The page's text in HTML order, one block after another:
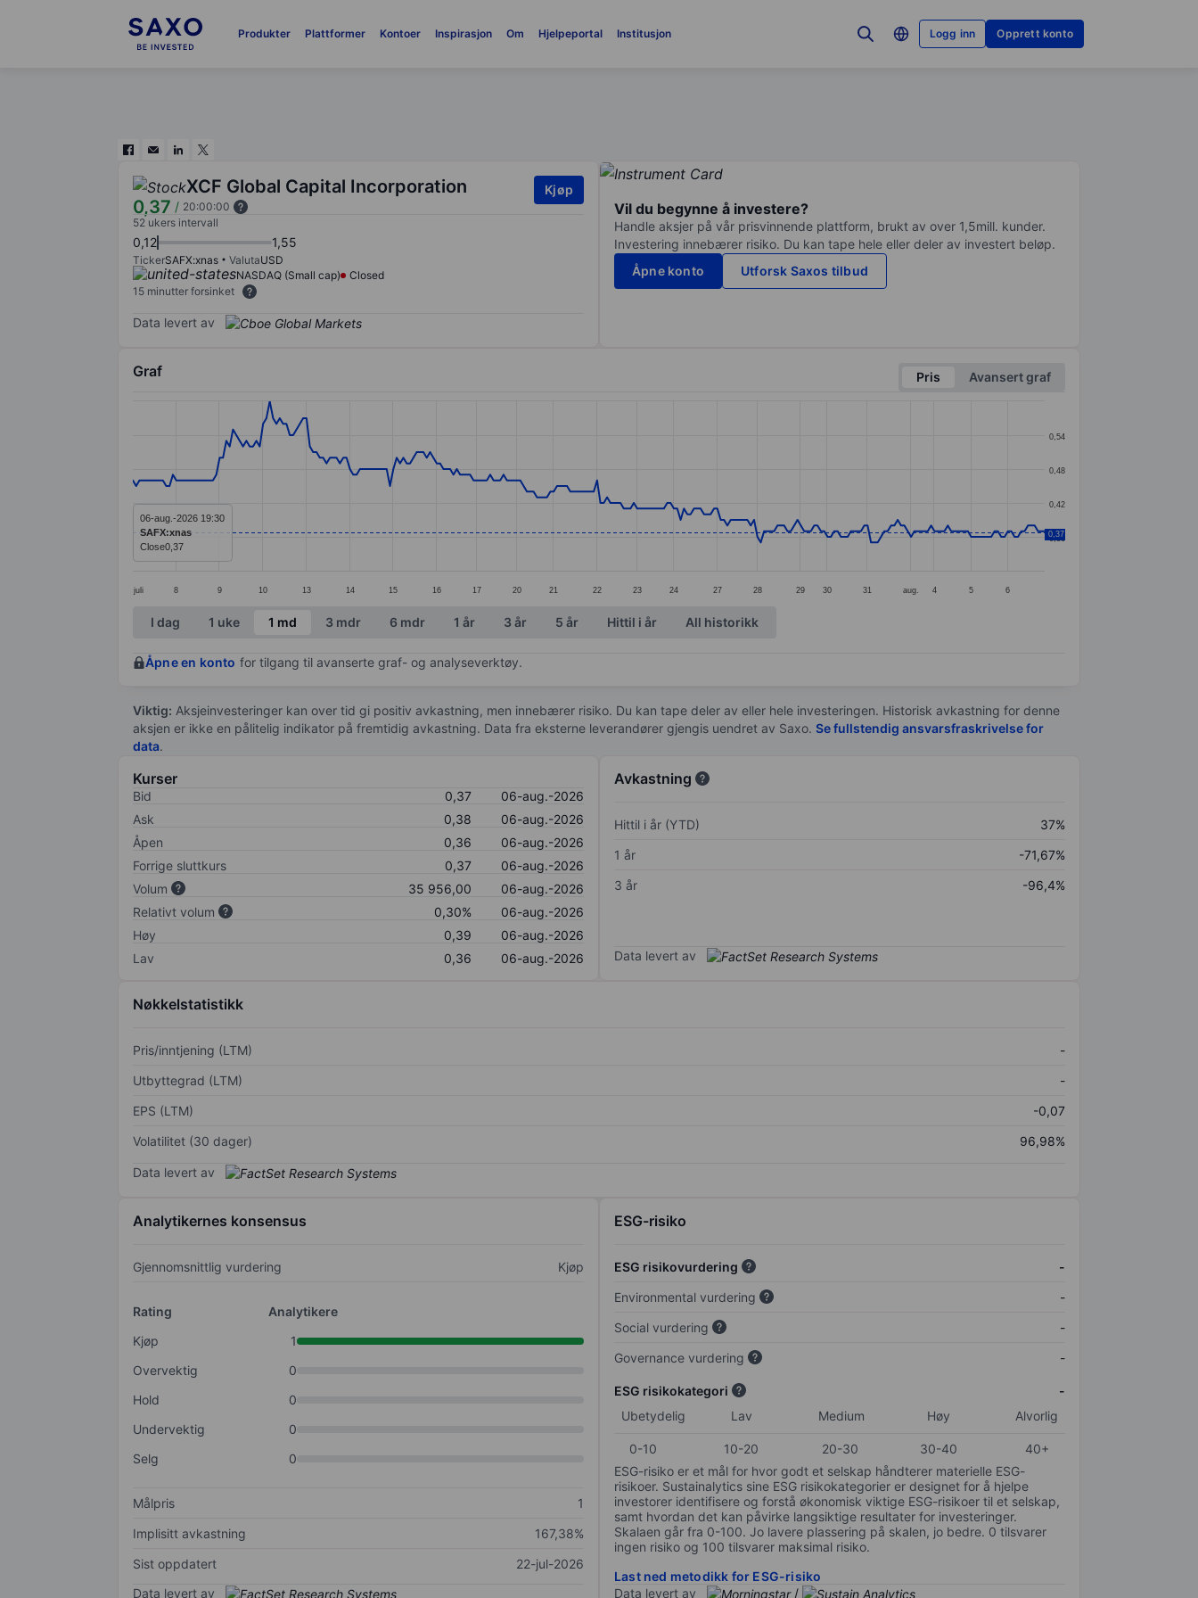
Produkter Plattformer Kontoer Inspirasjon Om Hjelpeportal Institusjon Logg inn Opprett konto
XCF Global Capital Incorporation
0,37 / 20:00:00
Kjøp
52 ukers intervall
0,12 1,55
TickerSAFX:xnas ValutaUSD
NASDAQ (Small cap)
Closed
15 minutter forsinket
Data levert av
Vil du begynne å investere?
Handle aksjer på vår prisvinnende plattform, brukt av over 1,5mill. kunder.
Investering innebærer risiko. Du kan tape hele eller deler av investert beløp.
Åpne konto
Utforsk Saxos tilbud
Graf Pris
Avansert graf
Line chart with 274 data points.
The chart has 1 X axis displaying categories.
The chart has 1 Y axis displaying values. Data ranges from 0.35 to 0.6.
juli 8 9 10 13 14 15 16 17 20 21 22 23 24 27 28 29 30 31 aug. 4 5 6
0,36
0,42
0,48
0,54
0,37
06-aug.-2026 19:30
SAFX:xnas
Close0,37
End of interactive chart.
I dag 1 uke 1 md 3 mdr 6 mdr 1 år 3 år 5 år Hittil i år All historikk
Åpne en konto for tilgang til avanserte graf- og analyseverktøy.
Viktig: Aksjeinvesteringer kan over tid gi positiv avkastning, men innebærer risiko. Du kan tape deler av eller hele investeringen. Historisk avkastning for denne
aksjen er ikke en pålitelig indikator på fremtidig avkastning. Data fra eksterne leverandører gjengis uendret av Saxo. Se fullstendig ansvarsfraskrivelse for
data.
Kurser
Bid 0,37
06-aug.-2026
Ask
0,38
06-aug.-2026
Åpen
0,36
06-aug.-2026
Forrige sluttkurs
0,37
06-aug.-2026
Volum
35 956,00
06-aug.-2026
Relativt volum
0,30%
06-aug.-2026
Høy
0,39
06-aug.-2026
Lav
0,36 06-aug.-2026
Avkastning
Hittil i år (YTD)
37%
1 år
-71,67%
3 år
-96,4%
Data levert av
Nøkkelstatistikk
Pris/inntjening (LTM)
-
Utbyttegrad (LTM)
-
EPS (LTM)
-0,07
Volatilitet (30 dager)
96,98%
Data levert av
Analytikernes konsensus
Gjennomsnittlig vurdering Kjøp
Rating
Analytikere
Kjøp
1
Overvektig
0
Hold
0
Undervektig
0
Selg
0
Målpris
1
Implisitt avkastning
167,38%
Sist oppdatert
22-jul-2026
Data levert av
ESG-risiko
ESG risikovurdering
-
Environmental vurdering
-
Social vurdering
-
Governance vurdering
-
ESG risikokategori
-
Ubetydelig
Lav Medium Høy Alvorlig
0-10 10-20 20-30 30-40
40+
ESG-risiko er et mål for hvor godt et selskap håndterer materielle ESG-
risikoer. Sustainalytics sine ESG risikokategorier er designet for å hjelpe
investorer identifisere og forstå økonomisk viktige ESG-risikoer til et selskap,
samt hvordan det kan påvirke langsiktige resultater for investeringer.
Skalaen går fra 0-100. Jo lavere plassering på skalen, jo bedre. 0 tilsvarer
ingen risiko og 100 tilsvarer maksimal risiko.
Last ned metodikk for ESG-risiko
Data levert av
/